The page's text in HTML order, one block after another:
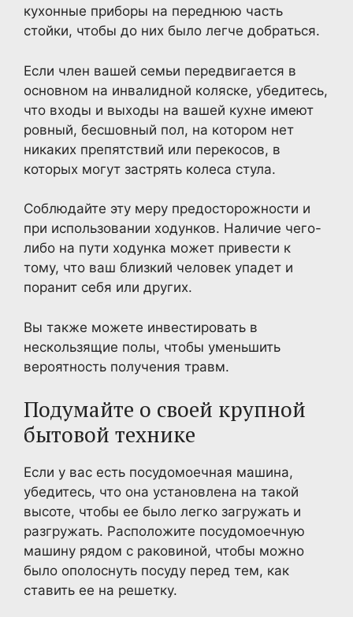
кухонные приборы на переднюю часть
стойки, чтобы до них было легче добраться.
Если член вашей семьи передвигается в
основном на инвалидной коляске, убедитесь,
что входы и выходы на вашей кухне имеют
ровный, бесшовный пол, на котором нет
никаких препятствий или перекосов, в
которых могут застрять колеса стула.
Соблюдайте эту меру предосторожности и
при использовании ходунков. Наличие чего-
либо на пути ходунка может привести к
тому, что ваш близкий человек упадет и
поранит себя или других.
Вы также можете инвестировать в
нескользящие полы, чтобы уменьшить
вероятность получения травм.
Подумайте о своей крупной
бытовой технике
Если у вас есть посудомоечная машина,
убедитесь, что она установлена на такой
высоте, чтобы ее было легко загружать и
разгружать. Расположите посудомоечную
машину рядом с раковиной, чтобы можно
было ополоснуть посуду перед тем, как
ставить ее на решетку.